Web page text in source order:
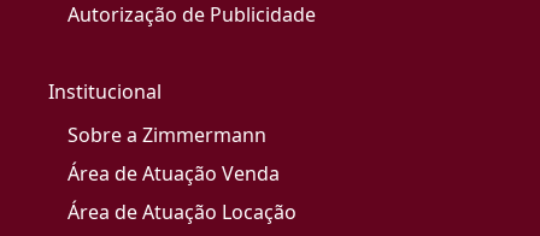
Autorização de Publicidade
Institucional
Sobre a Zimmermann
Área de Atuação Venda
Área de Atuação Locação